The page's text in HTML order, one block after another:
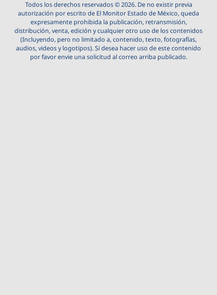
Todos los derechos reservados © 2026. De no existir previa
autorización por escrito de El Monitor Estado de México, queda
expresamente prohibida la publicación, retransmisión,
distribución, venta, edición y cualquier otro uso de los contenidos
(Incluyendo, pero no limitado a, contenido, texto, fotografías,
audios, videos y logotipos). Si desea hacer uso de este contenido
por favor envie una solicitud al correo arriba publicado.